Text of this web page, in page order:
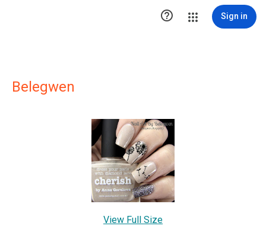
 Sign in
Belegwen
View Full Size